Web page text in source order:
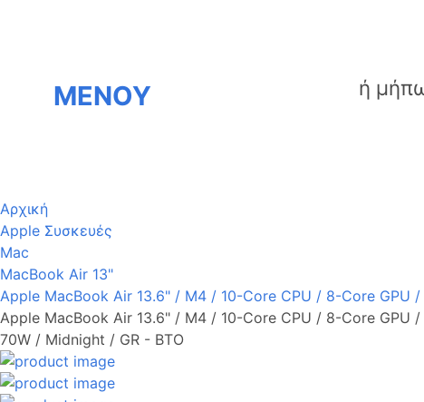
ΜΕΝΟΥ
Αρχική
Apple Συσκευές
Mac
MacBook Air 13"
Apple MacBook Air 13.6" / M4 / 10-Core CPU / 8-Core GPU
Apple MacBook Air 13.6" / M4 / 10-Core CPU / 8-Core GPU /
70W / Midnight / GR - BTO